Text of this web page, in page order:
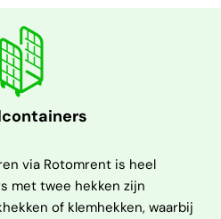
via Rotomrent is heel
met twee hekken zijn
of klemhekken, waarbij